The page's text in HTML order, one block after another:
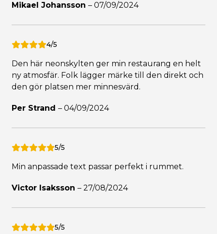
Mikael Johansson – 07/09/2024
4/5
Den här neonskylten ger min restaurang en helt
ny atmosfär. Folk lägger märke till den direkt och
den gör platsen mer minnesvärd.
Per Strand – 04/09/2024
5/5
Min anpassade text passar perfekt i rummet.
Victor Isaksson – 27/08/2024
5/5